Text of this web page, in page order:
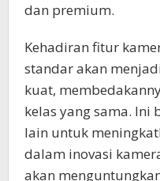
dan premium.
Kehadiran fitur
standar akan
kuat,
kelas yang sama. Ini
lain untuk
dalam inovasi
akan